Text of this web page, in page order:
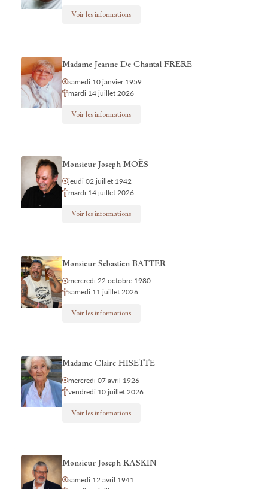
Voir les informations
Madame Jeanne De Chantal FRERE
samedi 10 janvier 1959
mardi 14 juillet 2026
Voir les informations
Monsieur Joseph MOËS
jeudi 02 juillet 1942
mardi 14 juillet 2026
Voir les informations
Monsieur Sebastien BATTER
mercredi 22 octobre 1980
samedi 11 juillet 2026
Voir les informations
Madame Claire HISETTE
mercredi 07 avril 1926
vendredi 10 juillet 2026
Voir les informations
Monsieur Joseph RASKIN
samedi 12 avril 1941